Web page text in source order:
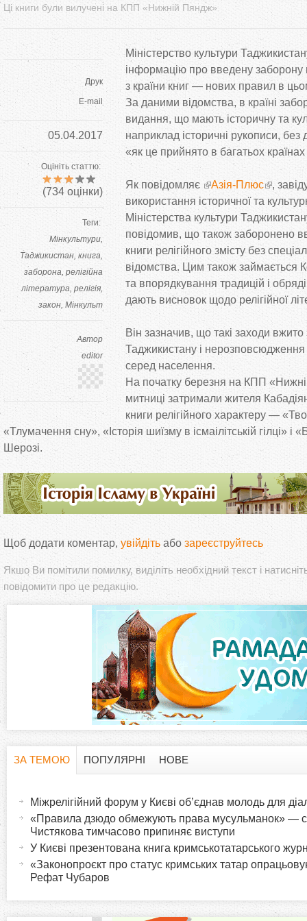
Ці книги були вилучені на КПП «Нижній Пяндж»
Друк
E-mail
05.04.2017
Оцініть статтю:
(734 оцінки)
Теги:
Мінкультури
Таджикистан книга
заборона релігійна
література релігія
закон Мінкульт
Автор
editor
Міністерство культури
інформацію про введену заборону
з країни книг — нових правил в
За даними відомства, в країні
видання, що мають історичну та
наприклад історичні рукописи, без
«як це прийнято в багатьох країнах
Як повідомляє Азія-Плюс
,
використання історичної та
Міністерства культури
повідомив, що також заборонено
книги релігійного змісту без
відомства. Цим також займається
та впорядкування традицій і
дають висновок щодо релігійної
Він зазначив, що такі заходи вжито
Таджикистану і нерозповсюдження
серед населення.
На початку березня на КПП «
митниці затримали жителя
книги релігійного характеру — «
«Тлумачення сну», « Історія шиїзму в ісмаілітській гілці» і «
Шерозі.
Щоб додати коментар, увійдіть або зареєструйтесь
Якшо Ви помітили помилку, виділіть необхідний текст і
повідомити про це редакцію.
ЗА ТЕМОЮ
в
ПОПУЛЯРНІ НОВЕ
Міжрелігійний форум у Києві об’єднав молодь для
«Правила дзюдо обмежують права мусульманок» —
Чистякова тимчасово припиняє виступи
У Києві презентована книга кримськотатарського
«Законопроєкт про статус кримських татар
Рефат Чубаров